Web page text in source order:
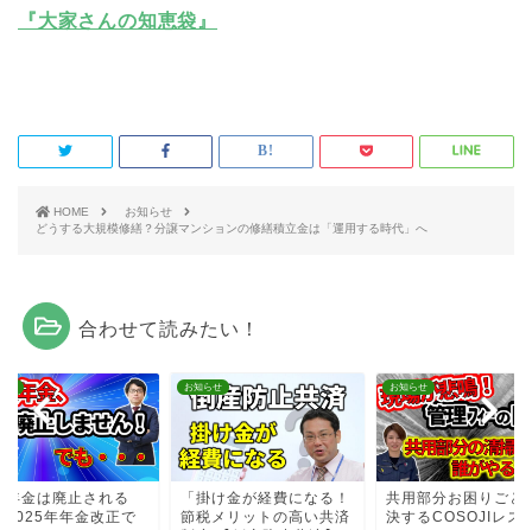
『大家さんの知恵袋』
HOME
お知らせ
どうする大規模修繕？分譲マンションの修繕積立金は「運用する時代」へ
合わせて読みたい！
年金は廃止される
2025年年金改正で
お知らせ
「掛け金が経費になる！
節税メリットの高い共済
お知らせ
共用部分お困りごと
決するCOSOJIレス